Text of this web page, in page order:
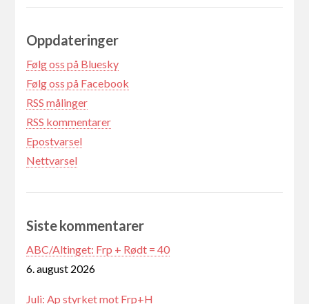
Oppdateringer
Følg oss på Bluesky
Følg oss på Facebook
RSS målinger
RSS kommentarer
Epostvarsel
Nettvarsel
Siste kommentarer
ABC/Altinget: Frp + Rødt = 40
6. august 2026
Juli: Ap styrket mot Frp+H